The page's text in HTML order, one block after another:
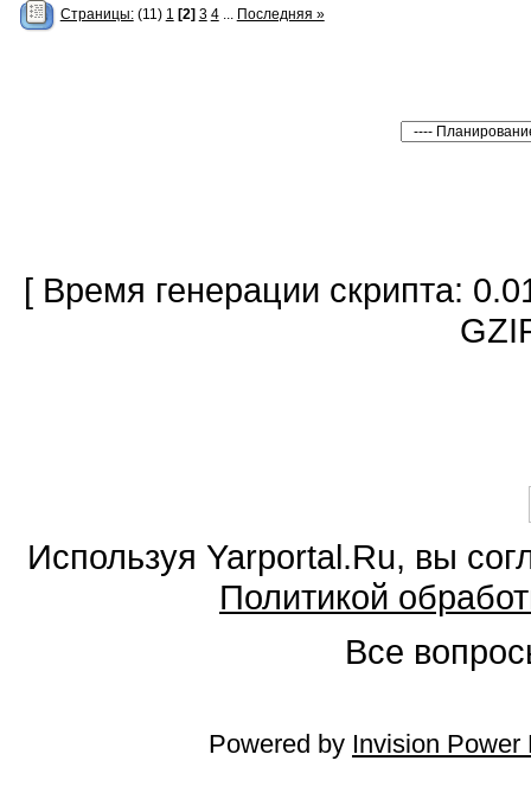
Страницы:(11) 1 [2] 3 4... Последняя »
[ Время генерации скрипта:
Используя Yarportal.Ru, вы
Политикой
Все
Powered by Invision Power